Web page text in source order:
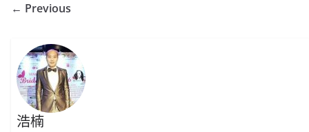
← Previous
浩楠